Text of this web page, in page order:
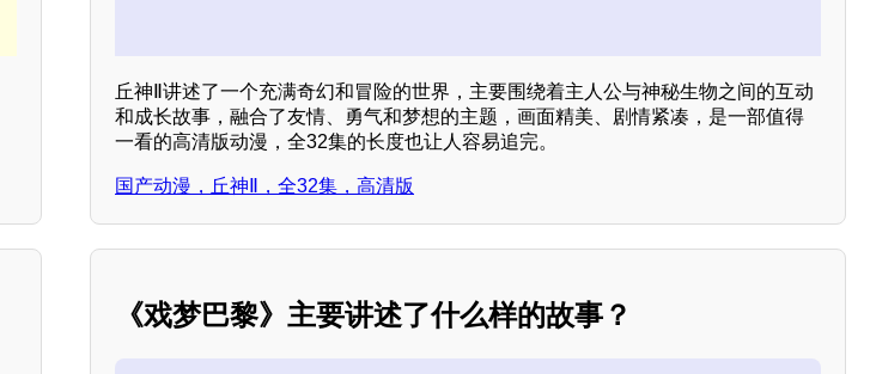
丘神Ⅱ讲述了一个充满奇幻和冒险的世界，主要围绕着主人公与神秘生物之间的互动
和成长故事，融合了友情、勇气和梦想的主题，画面精美、剧情紧凑，是一部值得
一看的高清版动漫，全32集的长度也让人容易追完。
国产动漫，丘神Ⅱ，全32集，高清版
《戏梦巴黎》主要讲述了什么样的故事？